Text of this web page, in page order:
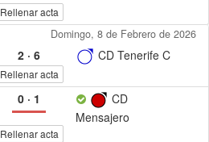
Rellenar acta
Domingo, 8 de Febrero de 2026
2· 6 CD Tenerife C
Rellenar acta
0· 1
CD
Mensajero
Rellenar acta